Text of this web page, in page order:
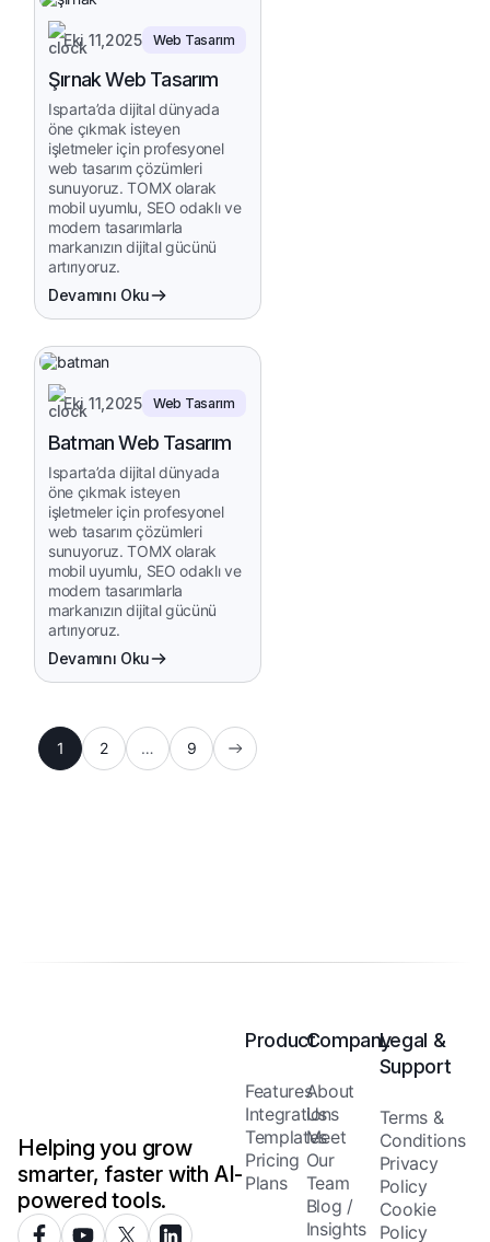
Eki 11,2025 Web Tasarım
Şırnak Web Tasarım
Isparta’da dijital dünyada
öne çıkmak isteyen
işletmeler için profesyonel
web tasarım çözümleri
sunuyoruz. TOMX olarak
mobil uyumlu, SEO odaklı ve
modern tasarımlarla
markanızın dijital gücünü
artırıyoruz.
Devamını Oku
Eki 11,2025 Web Tasarım
Batman Web Tasarım
Isparta’da dijital dünyada
öne çıkmak isteyen
işletmeler için profesyonel
web tasarım çözümleri
sunuyoruz. TOMX olarak
mobil uyumlu, SEO odaklı ve
modern tasarımlarla
markanızın dijital gücünü
artırıyoruz.
Devamını Oku
1 2 … 9
Helping you grow
smarter, faster with AI-
powered tools.
Product
Features
Integrations
Templates
Pricing
Plans
Company
About
Us
Meet
Our
Team
Blog /
Insights
Legal &
Support
Terms &
Conditions
Privacy
Policy
Cookie
Policy